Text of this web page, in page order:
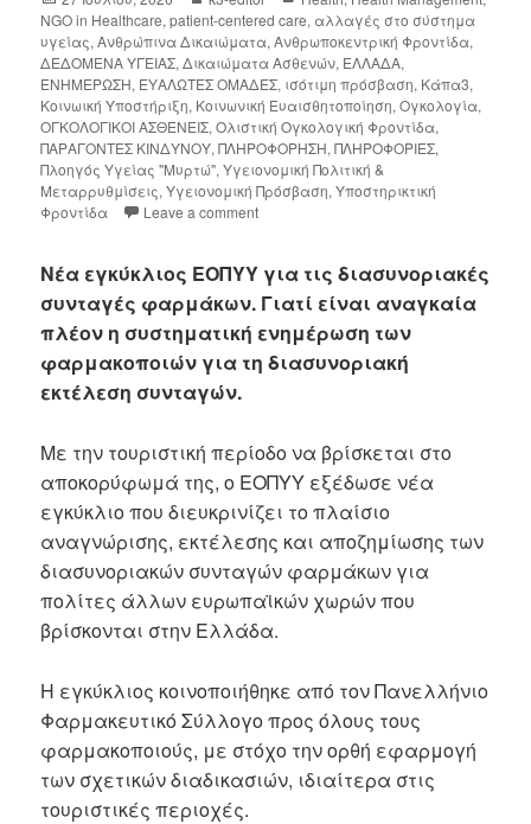
NGO in Healthcare,patient-centered care, αλλαγές στο σύστημα
υγείας,Ανθρώπινα Δικαιώματα,Ανθρωποκεντρική Φροντίδα,
ΔΕΔΟΜΕΝΑ ΥΓΕΙΑΣ,Δικαιώματα Ασθενών, ΕΛΛΑΔΑ,
ΕΝΗΜΕΡΩΣΗ, ΕΥΑΛΩΤΕΣ ΟΜΑΔΕΣ, ισότιμη πρόσβαση, Κάπα3,
Κοινωική Υποστήριξη, Κοινωνική Ευαισθητοποίηση,Ογκολογία,
ΟΓΚΟΛΟΓΙΚΟΙ ΑΣΘΕΝΕΙΣ,Ολιστική Ογκολογική Φροντίδα,
ΠΑΡΑΓΟΝΤΕΣ ΚΙΝΔΥΝΟΥ,ΠΛΗΡΟΦΟΡΗΣΗ,ΠΛΗΡΟΦΟΡΙΕΣ,
Πλοηγός Υγείας "Μυρτώ",Υγειονομική Πολιτική &
Μεταρρυθμίσεις,Υγειονομική Πρόσβαση,Υποστηρικτική
Φροντίδα
Leave a comment
Νέα εγκύκλιος ΕΟΠΥΥ για τις διασυνοριακές
συνταγές φαρμάκων. Γιατί είναι αναγκαία
πλέον η συστηματική ενημέρωση των
φαρμακοποιών για τη διασυνοριακή
εκτέλεση συνταγών.
Με την τουριστική περίοδο να βρίσκεται στο
αποκορύφωμά της, ο ΕΟΠΥΥ εξέδωσε νέα
εγκύκλιο που διευκρινίζει το πλαίσιο
αναγνώρισης, εκτέλεσης και αποζημίωσης των
διασυνοριακών συνταγών φαρμάκων για
πολίτες άλλων ευρωπαϊκών χωρών που
βρίσκονται στην Ελλάδα.
Η εγκύκλιος κοινοποιήθηκε από τον Πανελλήνιο
Φαρμακευτικό Σύλλογο προς όλους τους
φαρμακοποιούς, με στόχο την ορθή εφαρμογή
των σχετικών διαδικασιών, ιδιαίτερα στις
τουριστικές περιοχές.